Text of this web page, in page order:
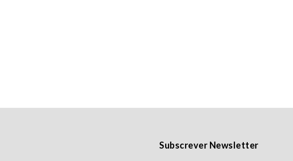
Subscrever Newsletter